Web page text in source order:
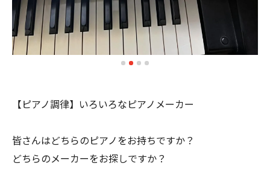
【ピアノ調律】いろいろなピアノメーカー
皆さんはどちらのピアノをお持ちですか？
どちらのメーカーをお探しですか？